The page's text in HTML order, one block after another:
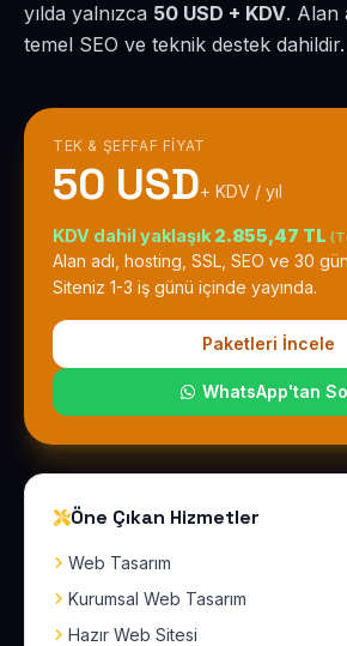
yılda yalnızca 50 USD + KDV. Alan
temel SEO ve teknik destek dahildir.
TEK & ŞEFFAF FIYAT
50 USD+ KDV / yıl
KDV dahil yaklaşık 2.855,47 TL
Alan adı, hosting, SSL, SEO ve 30
Siteniz 1-3 iş günü içinde yayında.
Paketleri İncele
WhatsApp'tan
Öne Çıkan Hizmetler
Web Tasarım
Kurumsal Web Tasarım
Hazır Web Sitesi